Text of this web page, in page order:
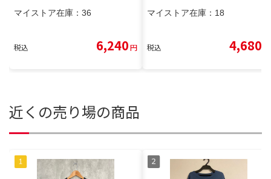
マイストア在庫： 36
税込 6,240円
マイストア在庫： 18
税込 4,680
近くの売り場の商品